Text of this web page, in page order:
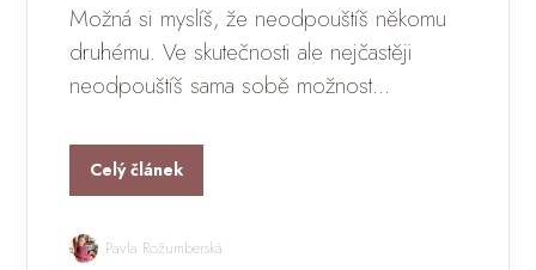
Možná si myslíš, že neodpouštíš někomu
druhému. Ve skutečnosti ale nejčastěji
neodpouštíš sama sobě možnost...
Celý článek
Pavla Rožumberská